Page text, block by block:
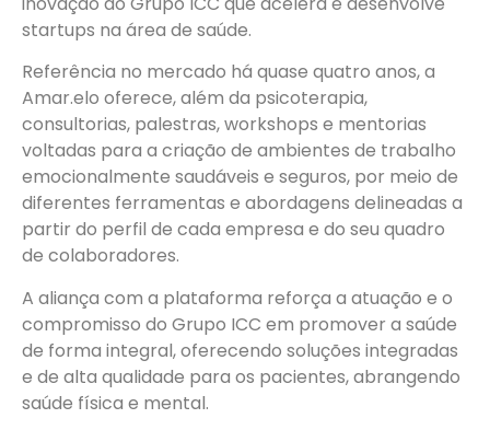
startups na área de saúde.
Referência no mercado há quase quatro anos, a
Amar.elo oferece, além da psicoterapia,
consultorias, palestras, workshops e mentorias
voltadas para a criação de ambientes de trabalho
emocionalmente saudáveis e seguros, por meio de
diferentes ferramentas e abordagens delineadas a
partir do perfil de cada empresa e do seu quadro
de colaboradores.
A aliança com a plataforma reforça a atuação e o
compromisso do Grupo ICC em promover a saúde
de forma integral, oferecendo soluções integradas
e de alta qualidade para os pacientes, abrangendo
saúde física e mental.